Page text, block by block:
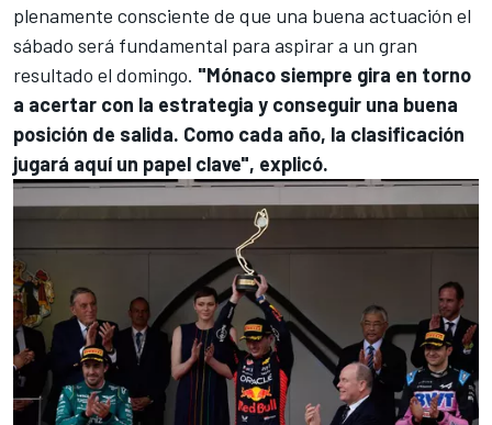
plenamente consciente de que una buena actuación el
sábado será fundamental para aspirar a un gran
resultado el domingo. "Mónaco siempre gira en torno
a acertar con la estrategia y conseguir una buena
posición de salida. Como cada año, la clasificación
jugará aquí un papel clave", explicó.